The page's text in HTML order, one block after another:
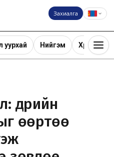
Захиалга
уурхай Нийгэм Хөрөнгө
Өдрийн
өөртөө